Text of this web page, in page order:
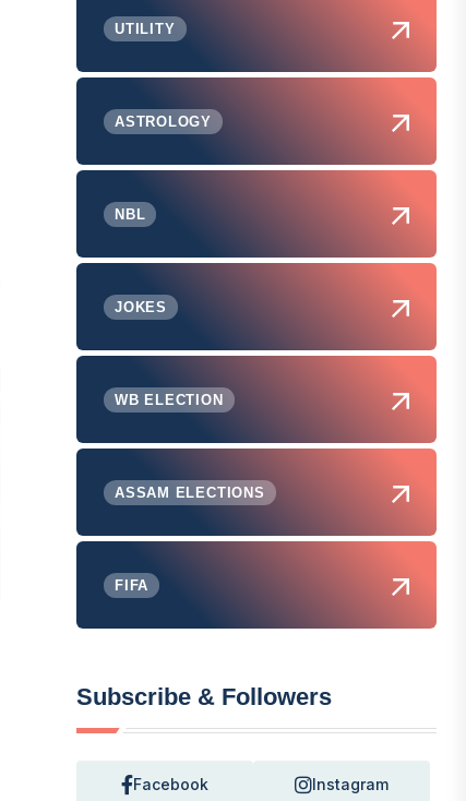
UTILITY
ASTROLOGY
NBL
JOKES
WB ELECTION
ASSAM ELECTIONS
FIFA
Subscribe & Followers
Facebook Instagram